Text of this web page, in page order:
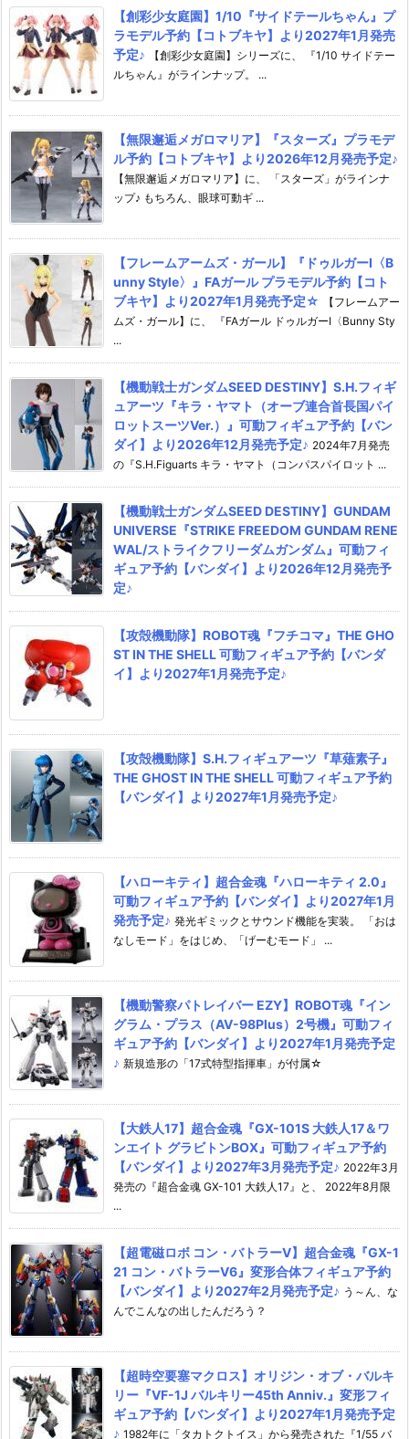
【創彩少女庭園】1/10『サイドテールちゃん』プ
ラモデル予約【コトブキヤ】より2027年1月発売
予定♪
【創彩少女庭園】シリーズに、 『1/10 サイドテー
ルちゃん』がラインナップ。 ...
【無限邂逅メガロマリア】『スターズ』プラモデ
ル予約【コトブキヤ】より2026年12月発売予定♪
【無限邂逅メガロマリア】に、 「スターズ」がラインナ
ップ♪ もちろん、眼球可動ギ ...
【フレームアームズ・ガール】『ドゥルガーI〈B
unny Style〉』FAガール プラモデル予約【コト
ブキヤ】より2027年1月発売予定☆
【フレームアー
ムズ・ガール】に、 『FAガール ドゥルガーI〈Bunny Sty
...
【機動戦士ガンダムSEED DESTINY】S.H.フィギ
ュアーツ『キラ・ヤマト（オーブ連合首長国パイ
ロットスーツVer.）』可動フィギュア予約【バン
ダイ】より2026年12月発売予定♪ 2024年7月発売
の『S.H.Figuarts キラ・ヤマト（コンパスパイロット ...
【機動戦士ガンダムSEED DESTINY】GUNDAM
UNIVERSE『STRIKE FREEDOM GUNDAM RENE
WAL/ストライクフリーダムガンダム』可動フィ
ギュア予約【バンダイ】より2026年12月発売予
定♪
【攻殻機動隊】ROBOT魂『フチコマ』THE GHO
ST IN THE SHELL 可動フィギュア予約【バンダ
イ】より2027年1月発売予定♪
【攻殻機動隊】S.H.フィギュアーツ『草薙素子』
THE GHOST IN THE SHELL 可動フィギュア予約
【バンダイ】より2027年1月発売予定♪
【ハローキティ】超合金魂『ハローキティ 2.0』
可動フィギュア予約【バンダイ】より2027年1月
発売予定♪ 発光ギミックとサウンド機能を実装。 「おは
なしモード」をはじめ、「げーむモード」 ...
【機動警察パトレイバー EZY】ROBOT魂『イン
グラム・プラス（AV-98Plus）2号機』可動フィ
ギュア予約【バンダイ】より2027年1月発売予定
♪ 新規造形の「17式特型指揮車」が付属☆
【大鉄人17】超合金魂『GX-101S 大鉄人17＆ワ
ンエイト グラビトンBOX』可動フィギュア予約
【バンダイ】より2027年3月発売予定♪ 2022年3月
発売の『超合金魂 GX-101 大鉄人17』と、 2022年8月限
...
【超電磁ロボ コン・バトラーV】超合金魂『GX-1
21 コン・バトラーV6』変形合体フィギュア予約
【バンダイ】より2027年2月発売予定♪ う～ん、な
んでこんなの出したんだろう？
【超時空要塞マクロス】オリジン・オブ・バルキ
リー『VF-1J バルキリー45th Anniv.』変形フィ
ギュア予約【バンダイ】より2027年1月発売予定
♪ 1982年に「タカトクトイス」から発売された『1/55 バ